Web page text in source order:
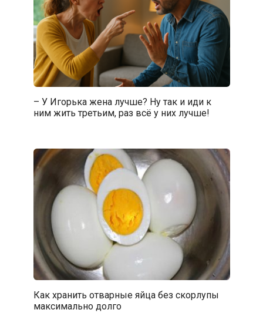
– У Игорька жена лучше? Ну так и иди к
ним жить третьим, раз всё у них лучше!
Как хранить отварные яйца без скорлупы
максимально долго